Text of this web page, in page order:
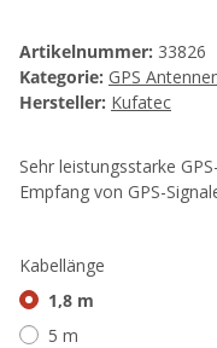
Artikelnummer: 33826
Kategorie: GPS
Hersteller: Kufatec
Sehr leistungsstarke
Empfang von GPS-
Kabellänge
1,8 m
5 m